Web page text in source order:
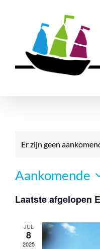
Er zijn geen
Aankomende
een
Laatste afgelopen
JUL
8
2025